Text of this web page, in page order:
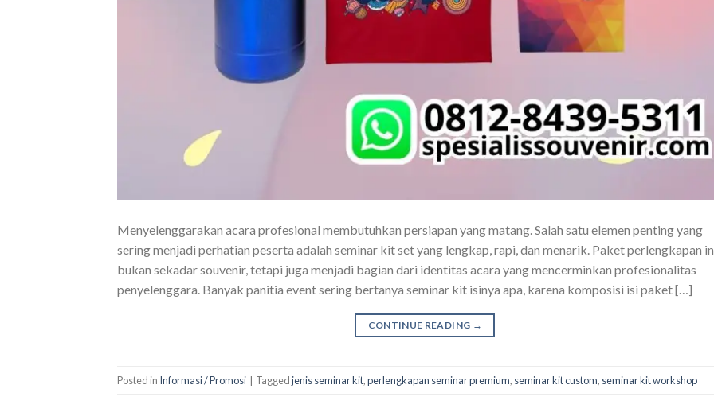
Menyelenggarakan acara profesional membutuhkan persiapan yang matang. Salah satu elemen penting yang
sering menjadi perhatian peserta adalah seminar kit set yang lengkap, rapi, dan menarik. Paket perlengkapan
bukan sekadar souvenir, tetapi juga menjadi bagian dari identitas acara yang mencerminkan profesionalitas
penyelenggara. Banyak panitia event sering bertanya seminar kit isinya apa, karena komposisi isi paket […]
CONTINUE READING →
Posted in Informasi / Promosi Taggedjenis seminar kit,perlengkapan seminar premium, seminar kit custom, seminar kit workshop